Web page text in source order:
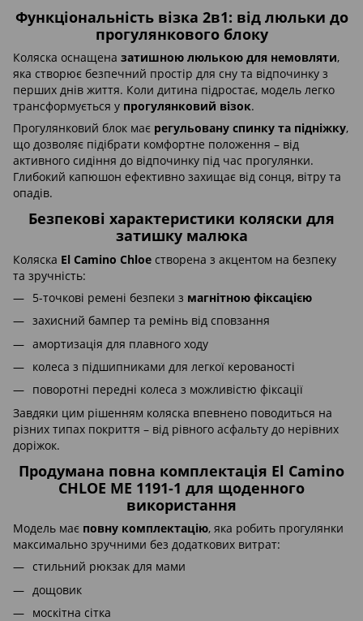
Функціональність візка 2в1: від люльки до
прогулянкового блоку
Коляска оснащена затишною люлькою для немовляти,
яка створює безпечний простір для сну та відпочинку з
перших днів життя. Коли дитина підростає, модель легко
трансформується у прогулянковий візок.
Прогулянковий блок має регульовану спинку та підніжку,
що дозволяє підібрати комфортне положення – від
активного сидіння до відпочинку під час прогулянки.
Глибокий капюшон ефективно захищає від сонця, вітру та
опадів.
Безпекові характеристики коляски для
затишку малюка
Коляска El Camino Chloe створена з акцентом на безпеку
та зручність:
5-точкові ремені безпеки з магнітною фіксацією
захисний бампер та ремінь від сповзання
амортизація для плавного ходу
колеса з підшипниками для легкої керованості
поворотні передні колеса з можливістю фіксації
Завдяки цим рішенням коляска впевнено поводиться на
різних типах покриття – від рівного асфальту до нерівних
доріжок.
Продумана повна комплектація El Camino
CHLOE ME 1191-1 для щоденного
використання
Модель має повну комплектацію, яка робить прогулянки
максимально зручними без додаткових витрат:
стильний рюкзак для мами
дощовик
москітна сітка